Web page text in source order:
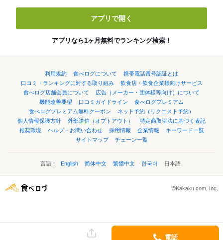
アプリで開く
アプリなら1ヶ月無料でランキング検索！
利用規約 食べログについて
携帯電話番号認証とは
口コミ・ランキングに対する取り組み
飲食店・飲食企業様向けサービス
食べログ店舗会員について
広告（メーカー・団体様等向け）について
機能改善要望
口コミガイドライン
食べログプレミアム
食べログプレミアム無料クーポン
ネット予約（リクエスト予約）
個人情報保護方針
外部送信（オプトアウト）
特定商取引法に基づく表記
推奨環境
ヘルプ・お問い合わせ 採用情報 企業情報
キーワード一覧
サイトマップ
チェーン一覧
言語： English 简体中文 繁體中文 한국어 日本語
©Kakaku.com, Inc.
電話